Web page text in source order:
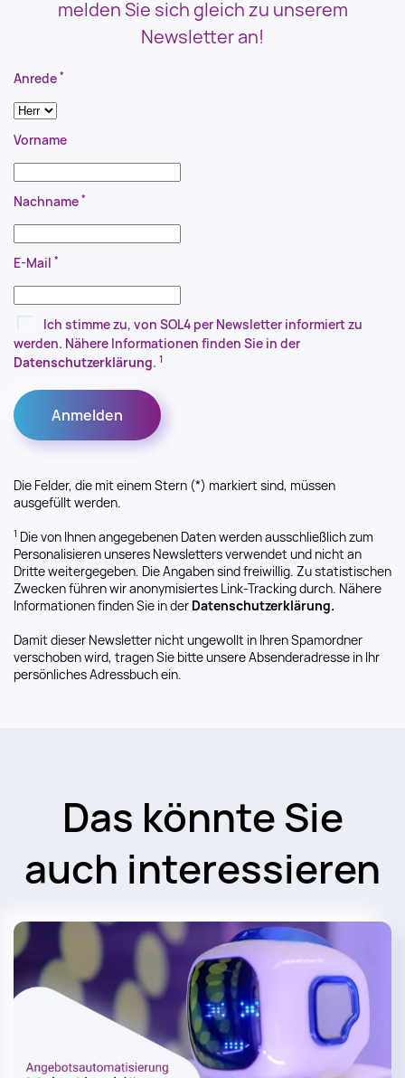
melden Sie sich gleich zu unserem
Newsletter an!
Anrede *
Vorname
Nachname *
E-Mail *
Ich stimme zu, von SOL4 per Newsletter informiert zu
werden. Nähere Informationen finden Sie in der
Datenschutzerklärung. 1
Die Felder, die mit einem Stern (*) markiert sind, müssen
ausgefüllt werden.
1 Die von Ihnen angegebenen Daten werden ausschließlich zum
Personalisieren unseres Newsletters verwendet und nicht an
Dritte weitergegeben. Die Angaben sind freiwillig. Zu statistischen
Zwecken führen wir anonymisiertes Link-Tracking durch. Nähere
Informationen finden Sie in der Datenschutzerklärung.
Damit dieser Newsletter nicht ungewollt in Ihren Spamordner
verschoben wird, tragen Sie bitte unsere Absenderadresse in Ihr
persönliches Adressbuch ein.
Das könnte Sie
auch interessieren